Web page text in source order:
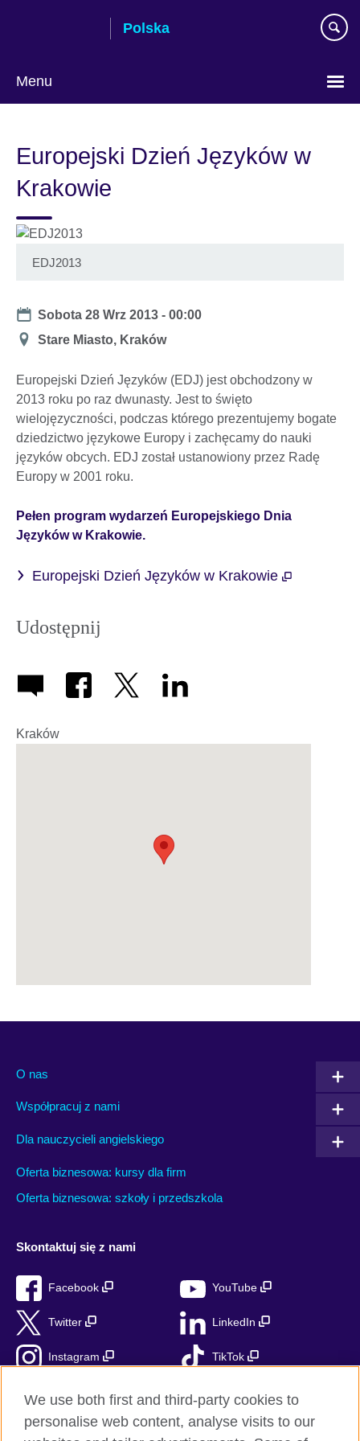
Polska
Menu
Europejski Dzień Języków w
Krakowie
EDJ2013
Date
Sobota 28 Wrz 2013 - 00:00
Miejsce
Stare Miasto, Kraków
Europejski Dzień Języków (EDJ) jest obchodzony w
2013 roku po raz dwunasty. Jest to święto
wielojęzyczności, podczas którego prezentujemy bogate
dziedzictwo językowe Europy i zachęcamy do nauki
języków obcych. EDJ został ustanowiony przez Radę
Europy w 2001 roku.
Pełen program wydarzeń Europejskiego Dnia
Języków w Krakowie.
Europejski Dzień Języków w Krakowie
Udostępnij
Kraków
O nas
Współpracuj z nami
Dla nauczycieli angielskiego
Oferta biznesowa: kursy dla firm
Oferta biznesowa: szkoły i przedszkola
Skontaktuj się z nami
Facebook YouTube
Twitter LinkedIn
Instagram TikTok
We use both first and third-party cookies to
personalise web content, analyse visits to our